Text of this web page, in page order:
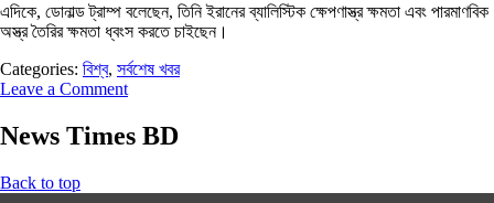
এদিকে, ডোনাল্ড ট্রাম্প বলেছেন, তিনি ইরানের ব্যালিস্টিক ক্ষেপণাস্ত্র ক্ষমতা এবং পারমাণবিক
অস্ত্র তৈরির ক্ষমতা ধ্বংস করতে চাইছেন।
Categories: বিশ্ব, সর্বশেষ খবর
Leave a Comment
News Times BD
Back to top